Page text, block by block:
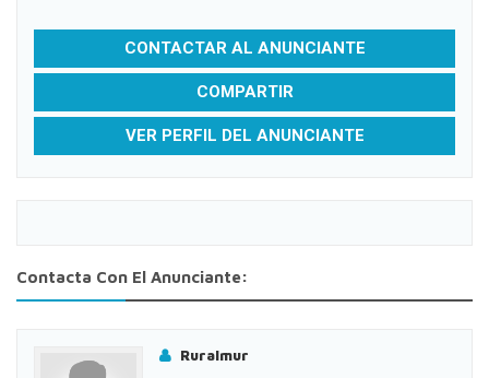
CONTACTAR AL ANUNCIANTE
COMPARTIR
VER PERFIL DEL ANUNCIANTE
Contacta Con El Anunciante:
Ruralmur